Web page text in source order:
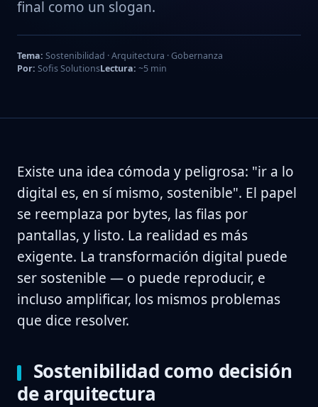
final como un slogan.
Tema: Sostenibilidad · Arquitectura · Gobernanza
Por: Sofis SolutionsLectura: ~5 min
Existe una idea cómoda y peligrosa: "ir a lo
digital es, en sí mismo, sostenible". El papel
se reemplaza por bytes, las filas por
pantallas, y listo. La realidad es más
exigente. La transformación digital puede
ser sostenible — o puede reproducir, e
incluso amplificar, los mismos problemas
que dice resolver.
Sostenibilidad como decisión
de arquitectura